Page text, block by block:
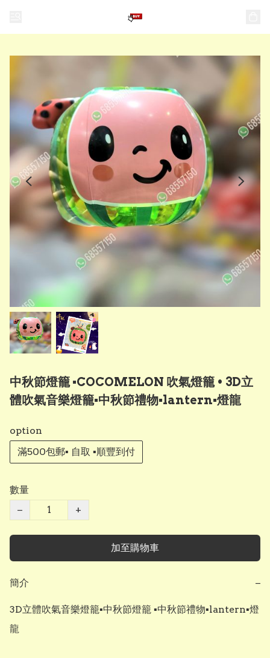
中秋節燈籠 ▪︎COCOMELON 吹氣燈籠 • 3D立
體吹氣音樂燈籠▪︎中秋節禮物▪︎lantern▪︎燈龍
option
滿500包郵▪︎ 自取 ▪︎順豐到付
數量
−
+
加至購物車
簡介 −
3D立體吹氣音樂燈籠▪︎中秋節燈籠 ▪︎中秋節禮物▪︎lantern▪︎燈
龍